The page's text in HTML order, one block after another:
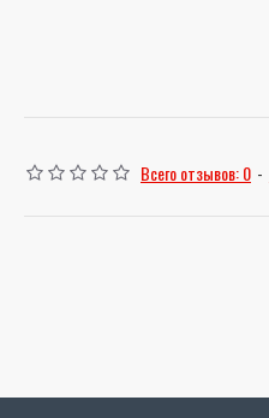
Всего отзывов: 0 -